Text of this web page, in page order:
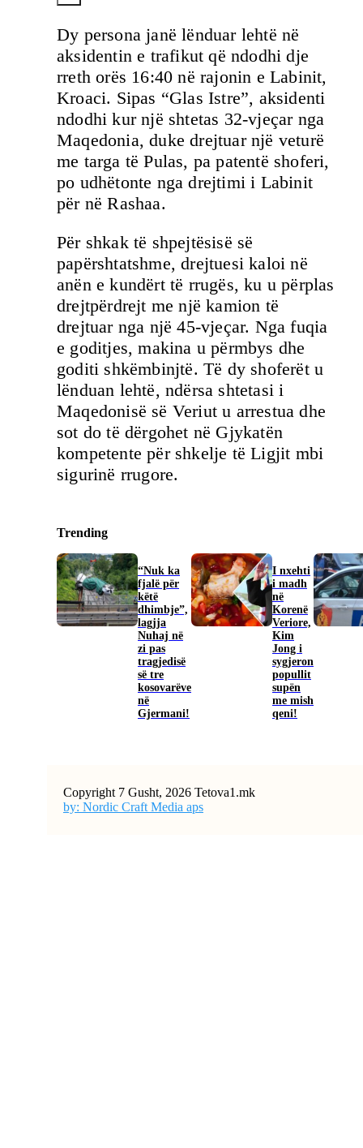
Dy persona janë lënduar lehtë në
aksidentin e trafikut që ndodhi dje
rreth orës 16:40 në rajonin e Labinit,
Kroaci. Sipas “Glas Istre”, aksidenti
ndodhi kur një shtetas 32-vjeçar nga
Maqedonia, duke drejtuar një veturë
me targa të Pulas, pa patentë shoferi,
po udhëtonte nga drejtimi i Labinit
për në Rashaa.
Për shkak të shpejtësisë së
papërshtatshme, drejtuesi kaloi në
anën e kundërt të rrugës, ku u përplas
drejtpërdrejt me një kamion të
drejtuar nga një 45-vjeçar. Nga fuqia
e goditjes, makina u përmbys dhe
goditi shkëmbinjtë. Të dy shoferët u
lënduan lehtë, ndërsa shtetasi i
Maqedonisë së Veriut u arrestua dhe
sot do të dërgohet në Gjykatën
kompetente për shkelje të Ligjit mbi
sigurinë rrugore.
Trending
“Nuk ka
fjalë për
këtë
dhimbje”,
lagjja
Nuhaj në
zi pas
tragjedisë
së tre
kosovarëve
në
Gjermani!
I nxehti
i madh
në
Korenë
Veriore,
Kim
Jong i
sygjeron
popullit
supën
me mish
qeni!
Copyright 7 Gusht, 2026 Tetova1.mk
by: Nordic Craft Media aps